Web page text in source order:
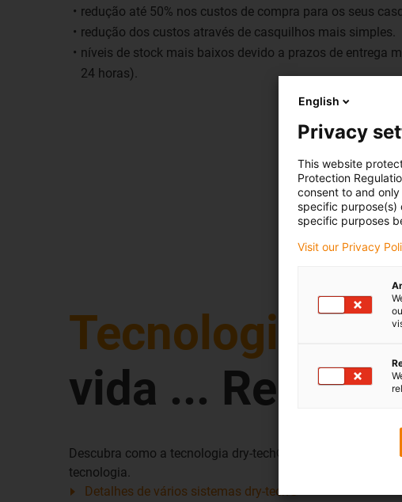
redução até 50% nos custos de compra para os seus
redução dos custos através de casquilhos mais simples.
níveis de stock mais baixos devido a prazos de entrega
24 horas).
Tecnologia dry
vida ...
Descubra como a tecnologia dry-tech® da igus® reduz os
tecnologia.
Detalhes de vários sistemas dry-tech®
English
Privacy
This website
Protection
consent to and
specific purpose(s)
specific purposes
Visit our Privacy